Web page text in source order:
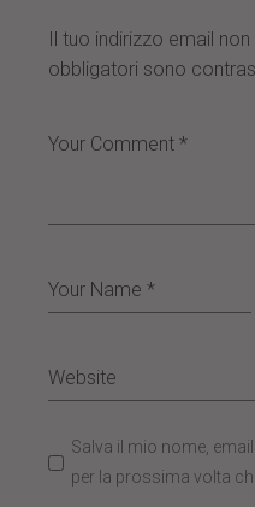
Il tuo indirizzo email
obbligatori sono
Salva il mio nome,
per la prossima volta